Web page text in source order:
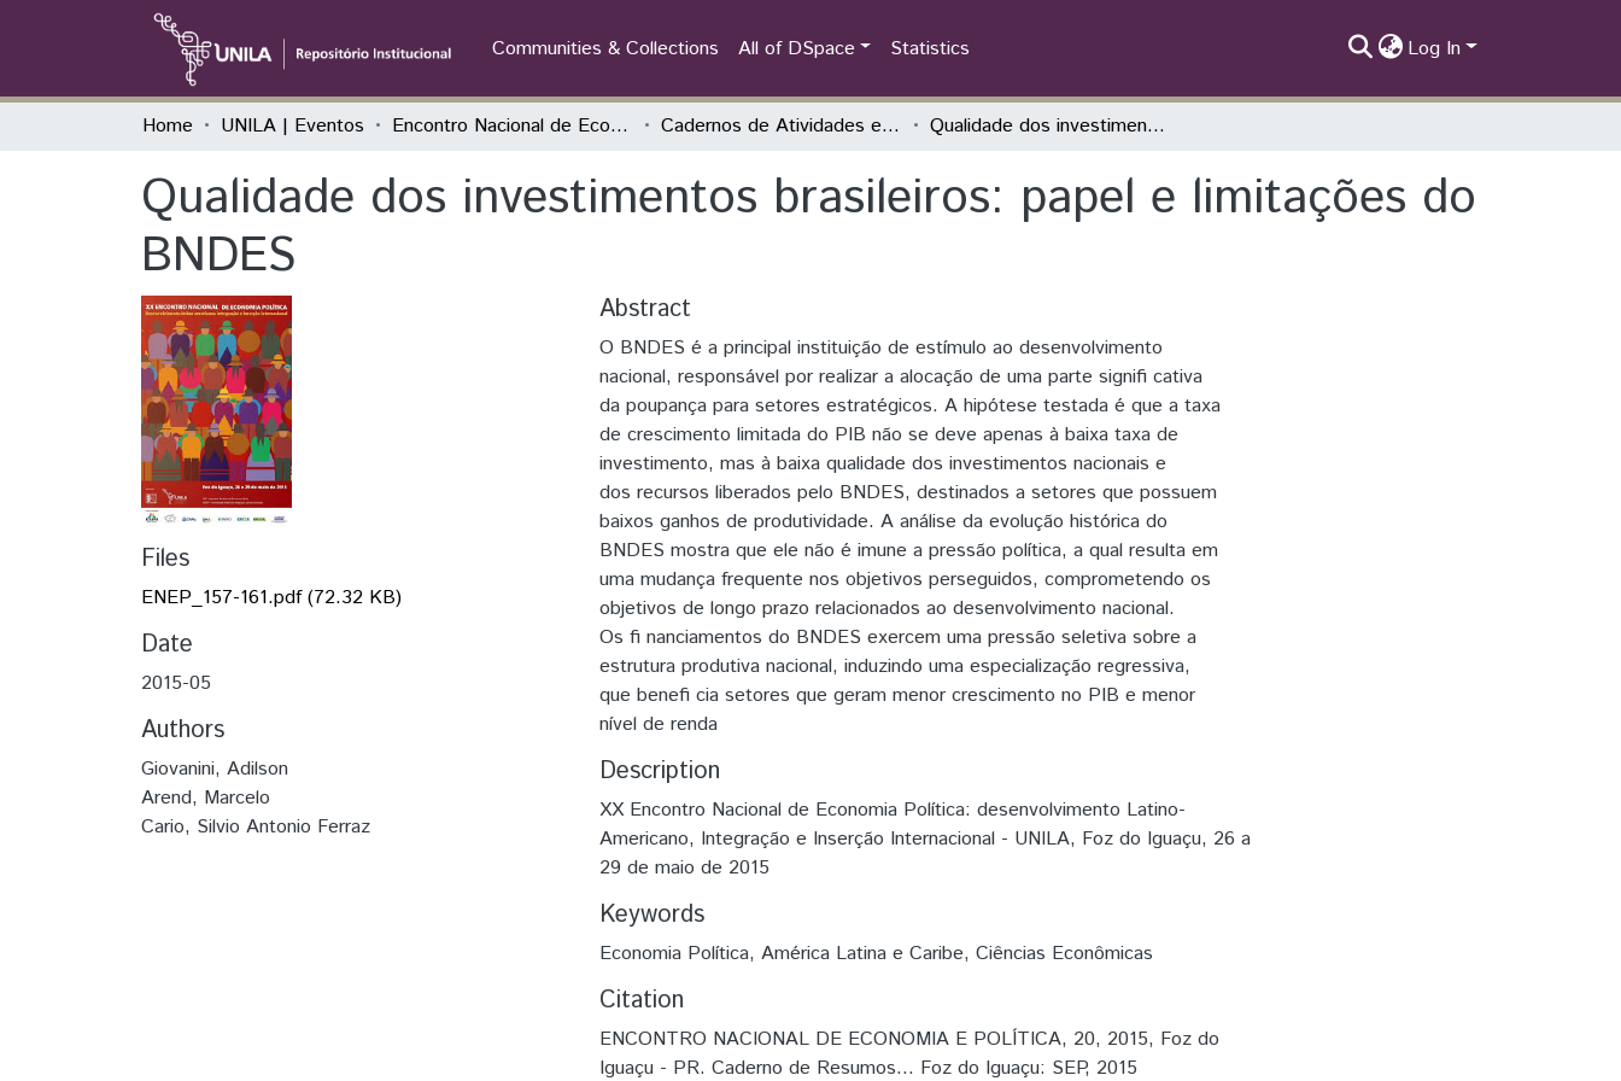
Communities & Collections All of DSpace Statistics Log In
Home UNILA | Eventos Encontro Nacional de Economia Política Cadernos de Atividades e Resumos Qualidade dos investimentos brasileiros: papel e limitações do BNDES
Qualidade dos investimentos brasileiros: papel e limitações do
BNDES
Files
ENEP_157-161.pdf(72.32 KB)
Date
2015-05
Authors
Giovanini, Adilson
Arend, Marcelo
Cario, Silvio Antonio Ferraz
Abstract
O BNDES é a principal instituição de estímulo ao desenvolvimento
nacional, responsável por realizar a alocação de uma parte signifi cativa
da poupança para setores estratégicos. A hipótese testada é que a taxa
de crescimento limitada do PIB não se deve apenas à baixa taxa de
investimento, mas à baixa qualidade dos investimentos nacionais e
dos recursos liberados pelo BNDES, destinados a setores que possuem
baixos ganhos de produtividade. A análise da evolução histórica do
BNDES mostra que ele não é imune a pressão política, a qual resulta em
uma mudança frequente nos objetivos perseguidos, comprometendo os
objetivos de longo prazo relacionados ao desenvolvimento nacional.
Os fi nanciamentos do BNDES exercem uma pressão seletiva sobre a
estrutura produtiva nacional, induzindo uma especialização regressiva,
que benefi cia setores que geram menor crescimento no PIB e menor
nível de renda
Description
XX Encontro Nacional de Economia Política: desenvolvimento Latino-
Americano, Integração e Inserção Internacional - UNILA, Foz do Iguaçu, 26 a
29 de maio de 2015
Keywords
Economia Política, América Latina e Caribe, Ciências Econômicas
Citation
ENCONTRO NACIONAL DE ECONOMIA E POLÍTICA, 20, 2015, Foz do
Iguaçu - PR. Caderno de Resumos... Foz do Iguaçu: SEP, 2015